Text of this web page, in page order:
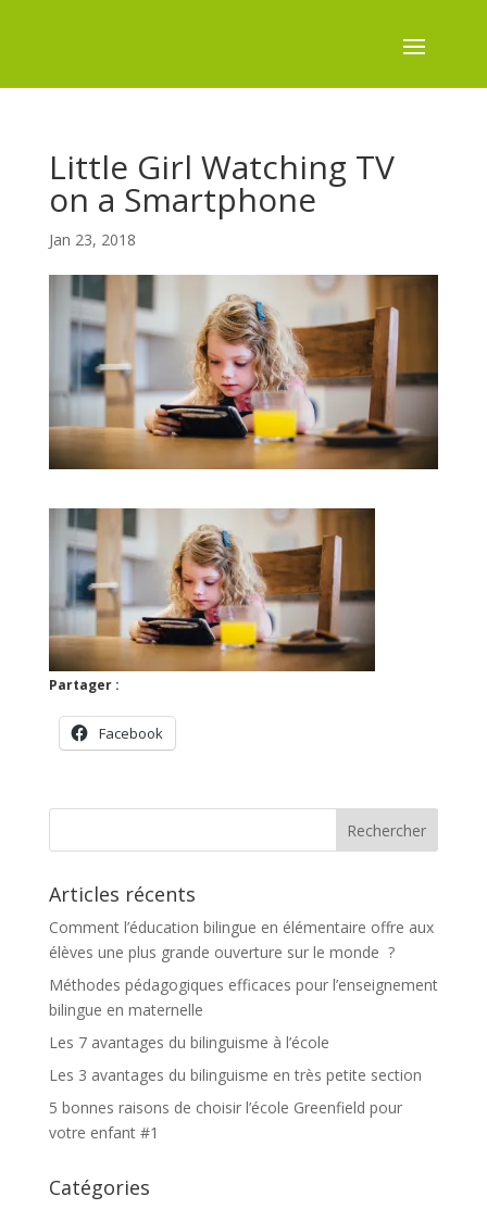
Little Girl Watching TV
on a Smartphone
Jan 23, 2018
Partager :
Facebook
Articles récents
Comment l’éducation bilingue en élémentaire offre aux
élèves une plus grande ouverture sur le monde ?
Méthodes pédagogiques efficaces pour l’enseignement
bilingue en maternelle
Les 7 avantages du bilinguisme à l’école
Les 3 avantages du bilinguisme en très petite section
5 bonnes raisons de choisir l’école Greenfield pour
votre enfant #1
Catégories